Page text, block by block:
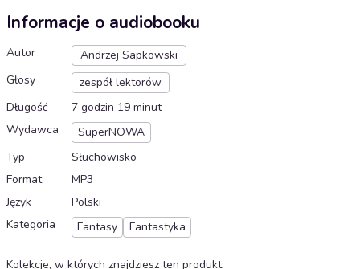
Informacje o audiobooku
Autor
Andrzej Sapkowski
Głosy
zespół lektorów
Długość
7 godzin 19 minut
Wydawca
SuperNOWA
Typ
Słuchowisko
Format
MP3
Język
Polski
Kategoria
Fantasy Fantastyka
Kolekcje, w których znajdziesz ten produkt: